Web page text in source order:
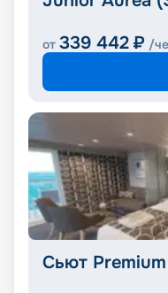
от 339 442 ₽ /
Сьют